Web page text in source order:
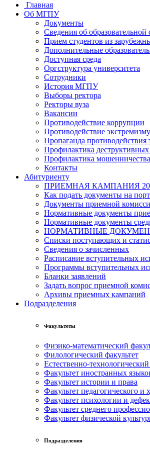
Главная
Об МГПУ
Документы
Сведения об образовательной
Прием студентов из
Дополнительные
Доступная среда
Оргструктура университета
Сотрудники
История МГПУ
Выборы ректора
Ректоры вуза
Вакансии
Противодействие коррупции
Противодействие
Пропаганда противодействия
Профилактика
Профилактика мошенничества
Контакты
Абитуриенту
ПРИЕМНАЯ КАМПАНИЯ
Как подать документы на
Документы приемной
Нормативные документы
Нормативные документы
НОРМАТИВНЫЕ
Списки поступающих и
Сведения о зачисленных
Расписание вступительных
Программы вступительных
Бланки заявлений
Задать вопрос приемной
Архивы приемных кампаний
Подразделения
Факультеты
Физико-математический
Филологический факультет
Естественно-технологический
Факультет иностранных
Факультет истории и права
Факультет педагогического и
Факультет психологии и
Факультет среднего
Факультет физической
Подразделения